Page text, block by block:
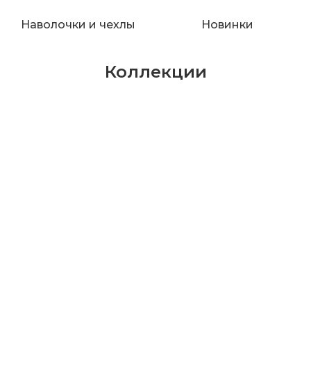
Наволочки и чехлы Новинки
Коллекции